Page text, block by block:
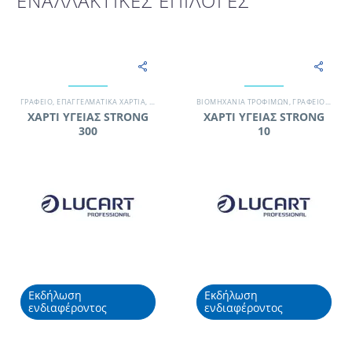
ΓΡΑΦΕΊΟ, ΕΠΑΓΓΕΛΜΑΤΙΚΆ ΧΑΡΤΙΆ, ΚΑΤΑΣΚΕΥΑΣΤΙΚΉ ΕΤΑΙΡΊΑ,ΞΕΝΟΔΟΧΕΊΟ,ΠΡΟΪΌΝΤΑ
ΧΑΡΤΙ ΥΓΕΙΑΣ STRONG
300
Εκδήλωση
ενδιαφέροντος
ΒΙΟΜΗΧΑΝΊΑ ΤΡΟΦΊΜΩΝ, ΓΡΑΦΕΊΟ,
ΧΑΡΤΙ ΥΓΕΙΑΣ STRONG
10
Εκδήλωση
ενδιαφέροντος